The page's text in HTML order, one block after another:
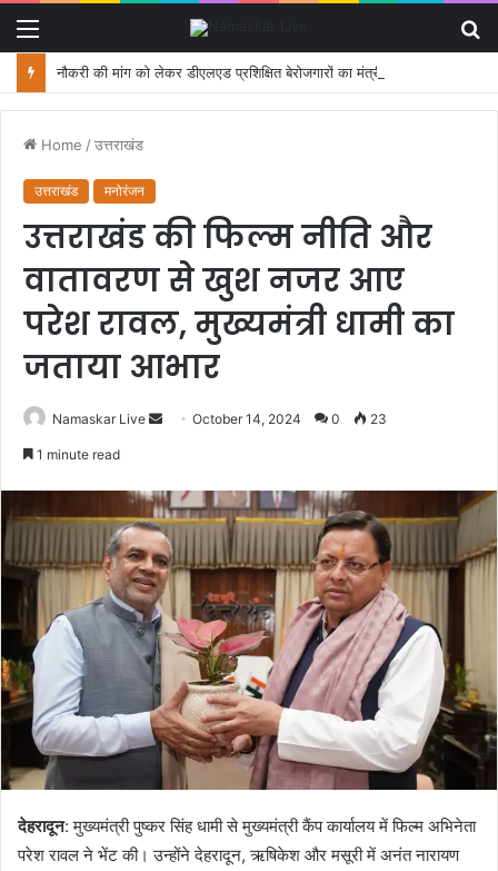
Home /उत्तराखंड
उत्तराखंड मनोरंजन
उत्तराखंड की फिल्म नीति और
वातावरण से खुश नजर आए
परेश रावल, मुख्यमंत्री धामी का
जताया आभार
Namaskar Live
d
a
n
e
a
October 14, 2024 0 23
1 minute read
देहरादून: मुख्यमंत्री पुष्कर सिंह धामी से मुख्यमंत्री कैंप कार्यालय में फिल्म अभिनेता
परेश रावल ने भेंट की। उन्होंने देहरादून, ऋषिकेश और मसूरी में अनंत नारायण